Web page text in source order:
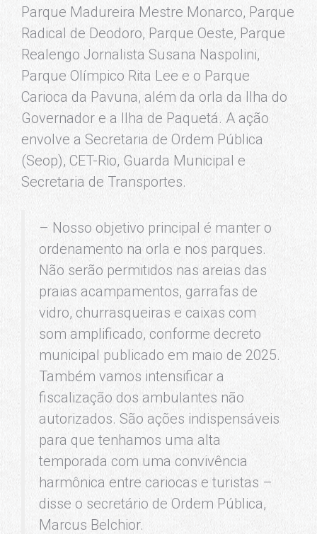
Parque Madureira Mestre Monarco, Parque
Radical de Deodoro, Parque Oeste, Parque
Realengo Jornalista Susana Naspolini,
Parque Olímpico Rita Lee e o Parque
Carioca da Pavuna, além da orla da Ilha do
Governador e a Ilha de Paquetá. A ação
envolve a Secretaria de Ordem Pública
(Seop), CET-Rio, Guarda Municipal e
Secretaria de Transportes.
– Nosso objetivo principal é manter o
ordenamento na orla e nos parques.
Não serão permitidos nas areias das
praias acampamentos, garrafas de
vidro, churrasqueiras e caixas com
som amplificado, conforme decreto
municipal publicado em maio de 2025.
Também vamos intensificar a
fiscalização dos ambulantes não
autorizados. São ações indispensáveis
para que tenhamos uma alta
temporada com uma convivência
harmônica entre cariocas e turistas –
disse o secretário de Ordem Pública,
Marcus Belchior.